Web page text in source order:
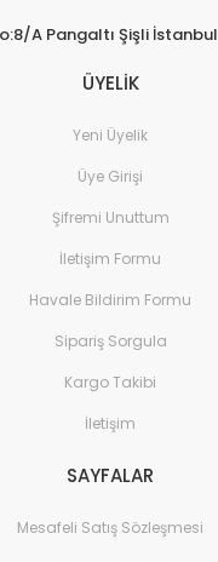
A Pangaltı Şişli İstanbul
ÜYELİK
Yeni Üyelik
Üye Girişi
Şifremi Unuttum
İletişim Formu
Havale Bildirim Formu
Sipariş Sorgula
Kargo Takibi
İletişim
SAYFALAR
Mesafeli Satış Sözleşmesi